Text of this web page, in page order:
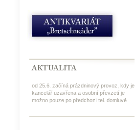
od 25.6. začíná prázdninový provoz, kdy je
kancelář uzavřena a osobní převzetí je
možno pouze po předchozí tel. domluvě